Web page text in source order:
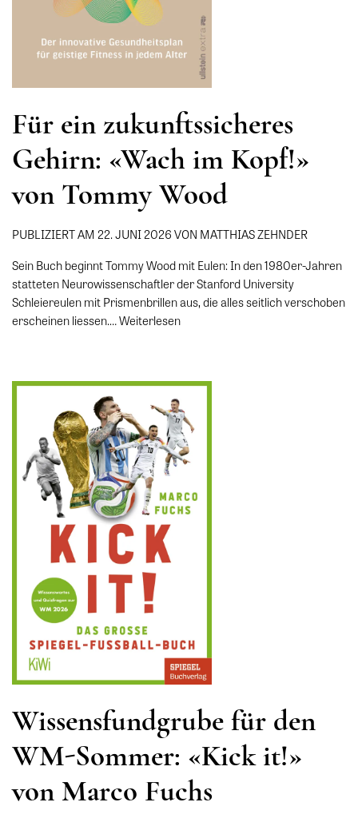
Für ein zukunftssicheres
Gehirn: «Wach im Kopf!»
von Tommy Wood
PUBLIZIERT AM 22. JUNI 2026 VON MATTHIAS ZEHNDER
Sein Buch beginnt Tommy Wood mit Eulen: In den 1980er-Jahren
statteten Neurowissenschaftler der Stanford University
Schleiereulen mit Prismenbrillen aus, die alles seitlich verschoben
erscheinen liessen.…Weiterlesen
Wissensfundgrube für den
WM-Sommer: «Kick it!»
von Marco Fuchs